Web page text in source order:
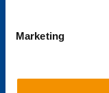
Marketing